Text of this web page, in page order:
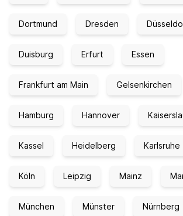
Dortmund Dresden
Duisburg Erfurt Essen
Frankfurt am Main Gelsenkirchen
Hamburg Hannover
Kassel Heidelberg Karlsruhe
Köln Leipzig Mainz
München Münster Nürnberg